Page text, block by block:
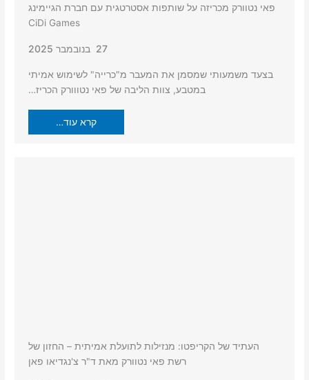
פאי נטוורק מכריזה על שותפות אסטרטגית עם חברת הגיימינג
CiDi Games
27 בנובמבר 2025
בצעד משמעותי שמסמן את המעבר מ"כרייה" לשימוש אמיתי
במטבע, צוות הליבה של פאי נטווורק הכריז…
קרא עוד…
העתיד של הקריפטו: מנזילות לתועלת אמיתית – החזון של
רשת פאי נטוורק מאת ד"ר צ'נגדיאו פאן